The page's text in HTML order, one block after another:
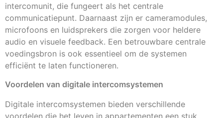
intercomunit, die fungeert als het centrale
communicatiepunt. Daarnaast zijn er cameramodules,
microfoons en luidsprekers die zorgen voor heldere
audio en visuele feedback. Een betrouwbare centrale
voedingsbron is ook essentieel om de systemen
efficiënt te laten functioneren.
Voordelen van digitale intercomsystemen
Digitale intercomsystemen bieden verschillende
voordelen die het leven in appartementen een stuk